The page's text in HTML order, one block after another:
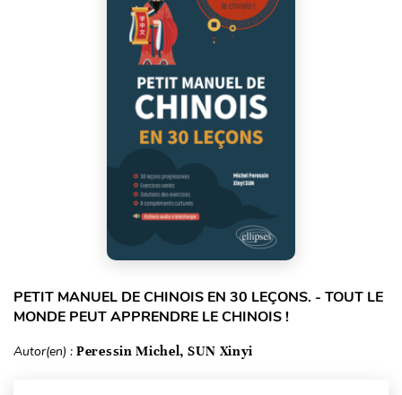
PETIT MANUEL DE CHINOIS EN 30 LEÇONS. - TOUT LE
MONDE PEUT APPRENDRE LE CHINOIS !
Autor(en) : Peressin Michel, SUN Xinyi